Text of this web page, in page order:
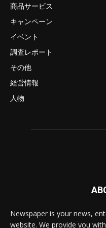
商品サービス
キャンペーン
イベント
調査レポート
その他
経営情報
人物
Newspaper is your news,
website. We provide you